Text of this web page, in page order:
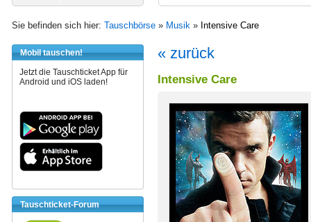
Sie befinden sich hier: Tauschbörse » Musik » Intensive Care
Mobil tauschen!
Jetzt die Tauschticket App für
Android und iOS laden!
Tauschticket-Forum
« zurück
Intensive Care